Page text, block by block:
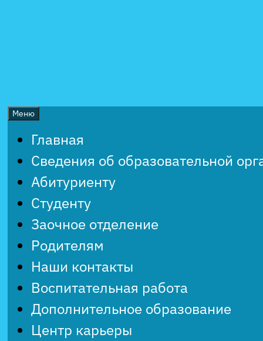
Меню
Главная
Сведения об образовательной
Абитуриенту
Студенту
Заочное отделение
Родителям
Наши контакты
Воспитательная работа
Дополнительное образование
Центр карьеры